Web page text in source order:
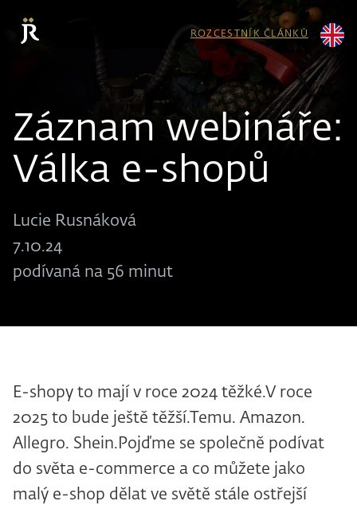
ROZCESTNÍK ČLÁNKŮ
Záznam webináře:
Válka e-shopů
Lucie Rusnáková
7.10.24
podívaná na 56 minut
E-shopy to mají v roce 2024 těžké.V roce
2025 to bude ještě těžší.Temu. Amazon.
Allegro. Shein.Pojďme se společně podívat
do světa e-commerce a co můžete jako
malý e-shop dělat ve světě stále ostřejší